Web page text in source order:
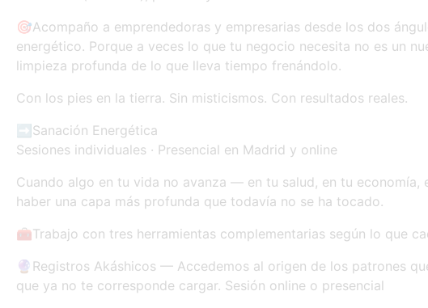
🎯Acompaño a emprendedoras y empresarias desde los dos
energético. Porque a veces lo que tu negocio necesita no es un
limpieza profunda de lo que lleva tiempo frenándolo.
Con los pies en la tierra. Sin misticismos. Con resultados reales.
➡️Sanación Energética
Sesiones individuales · Presencial en Madrid y online
Cuando algo en tu vida no avanza — en tu salud, en tu economía,
haber una capa más profunda que todavía no se ha tocado.
🧰Trabajo con tres herramientas complementarias según lo que
🔮Registros Akáshicos — Accedemos al origen de los patrones
que ya no te corresponde cargar. Sesión online o presencial